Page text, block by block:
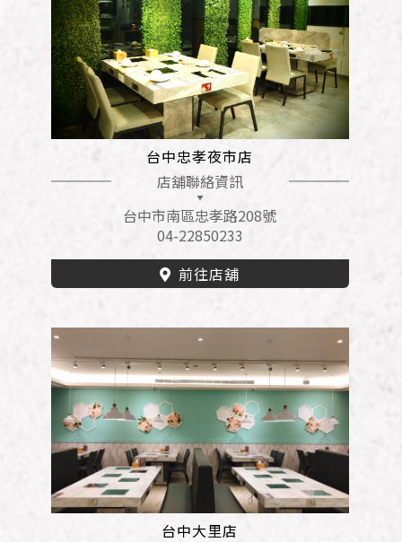
台中忠孝夜市店
店舖聯絡資訊
台中市南區忠孝路208號
04-22850233
前往店舖
台中大里店